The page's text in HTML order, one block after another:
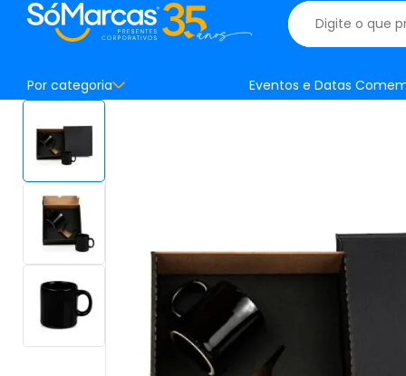
Por categoria Eventos e Datas